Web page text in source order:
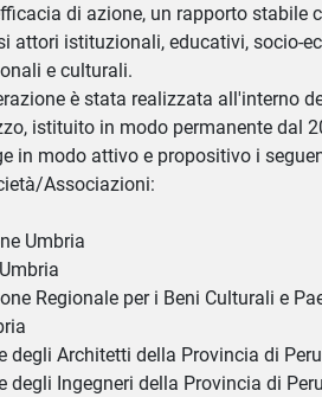
di azione, un rapporto stabile
attori istituzionali, educativi, socio-
e culturali.
è stata realizzata all'interno
istituito in modo permanente dal
in modo attivo e propositivo i
Associazioni:
Umbria
Regionale per i Beni Culturali e
degli Architetti della Provincia di
degli Ingegneri della Provincia di